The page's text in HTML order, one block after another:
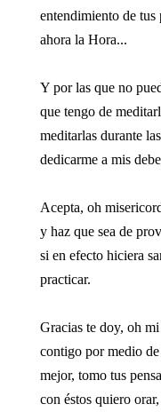
entendimiento de tus
ahora la Hora...
Y por las que no
que tengo de
meditarlas durante
dedicarme a mis
Acepta, oh
y haz que sea de
si en efecto hiciera
practicar.
Gracias te doy, oh
contigo por medio
mejor, tomo tus
con éstos quiero